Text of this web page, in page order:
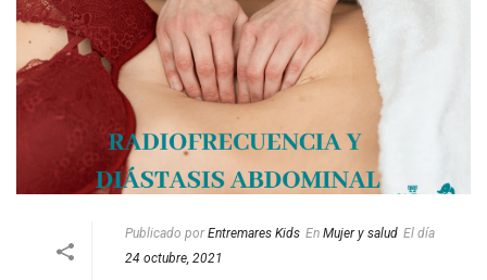
Publicado por Entremares Kids En Mujer y salud El día
24 octubre, 2021